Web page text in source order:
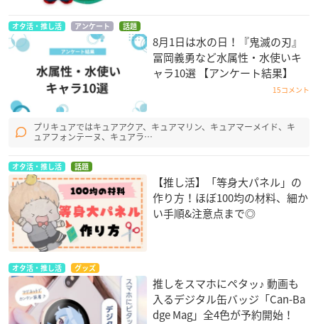
オタ活・推し活 アンケート 話題
8月1日は水の日！『鬼滅の刃』
冨岡義勇など水属性・水使いキ
ャラ10選 【アンケート結果】
15コメント
プリキュアではキュアアクア、キュアマリン、キュアマーメイド、キ
ュアフォンテーヌ、キュアラ…
オタ活・推し活 話題
【推し活】「等身大パネル」の
作り方！ほぼ100均の材料、細か
い手順&注意点まで◎
オタ活・推し活 グッズ
推しをスマホにペタッ♪ 動画も
入るデジタル缶バッジ「Can-Ba
dge Mag」全4色が予約開始！